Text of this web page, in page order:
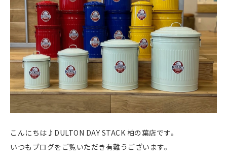
こんにちは♪DULTON DAY STACK 柏の葉店です。
いつもブログをご覧いただき有難うございます。